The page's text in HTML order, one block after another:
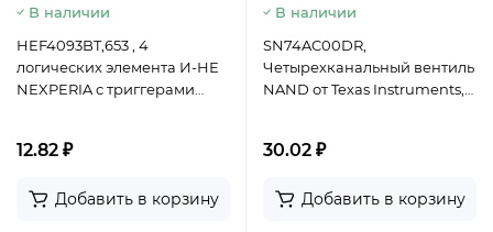
В наличии
HEF4093BT,653 , 4
логических элемента И-НЕ
NEXPERIA с триггерами
12.82 ₽
Добавить в корзину
В наличии
SN74AC00DR,
Четырехканальный вентиль
NAND от Texas Instruments,
30.02 ₽
Добавить в корзину